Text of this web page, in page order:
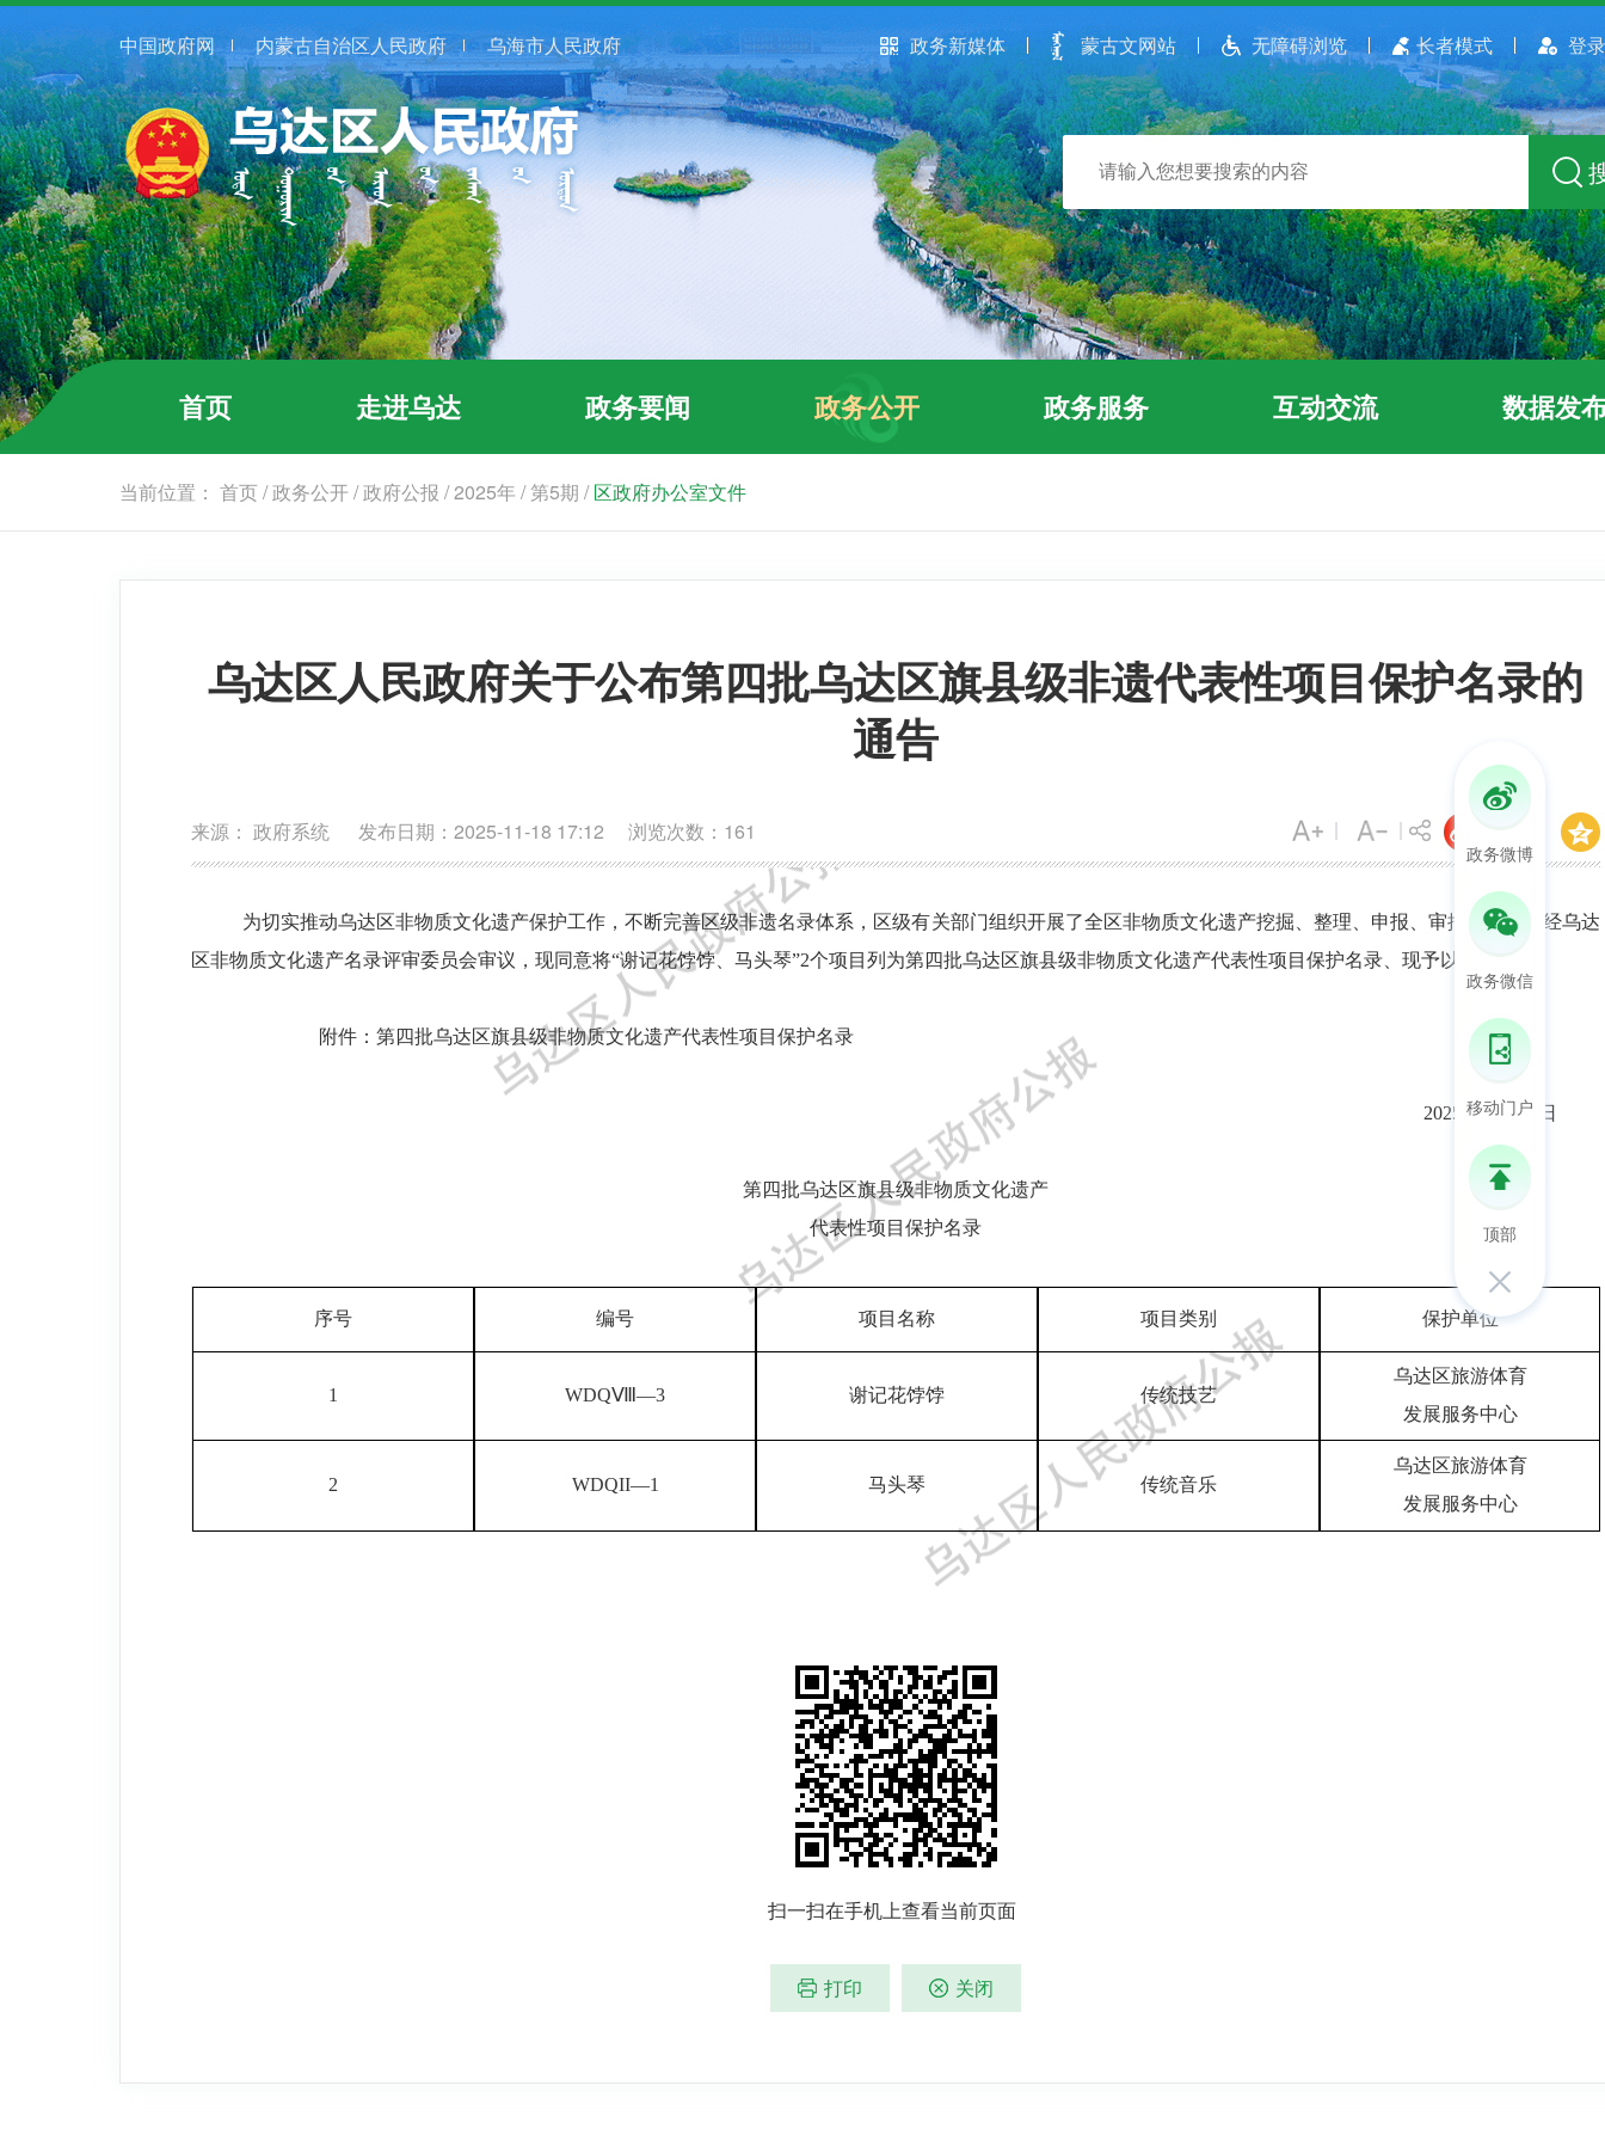
中国政府网 内蒙古自治区人民政府 乌海市人民政府 政务新媒体 蒙古文网站 无障碍浏览 长者模式 登
首页 走进乌达 政务要闻 政务公开 政务服务 互动交流 数据发
当前位置： 首页/政务公开 /政府公报 /2025年 /第5期 /区政府办公室文件
乌达区人民政府关于公布第四批乌达区旗县级非遗代表性项目保护名录的
通告
来源： 政府系统 发布日期：2025-11-18 17:12 浏览次数： 161
为切实推动乌达区非物质文化遗产保护工作，不断完善区级非遗名录体系，区级有关部门组织开展了全区非物质文化遗产挖掘、整理、申报、审批等工作，经乌达
区非物质文化遗产名录评审委员会审议，现同意将“谢记花饽饽、 马头琴”2个项目列为第四批乌达区旗县级非物质文化遗产代表性项目保护名录、现予以公布。
附件：第四批乌达区旗县级非物质文化遗产代表性项目 保护名录
2025 年10月15 日
第四批乌达区旗县级非物质文化遗产
代表性项目 保护名录
序号 编号 项目名称 项目类别 保护单位
1 WDQⅧ —3 谢记花饽饽 传统技艺
乌达区旅游体育
发展服务中心
2 WDQII—1 马头琴 传统音乐
乌达区旅游体育
发展服务中心
扫一扫在手机上查看当前页面
打印 关闭
政务微博
政务微信
移动门户
顶部